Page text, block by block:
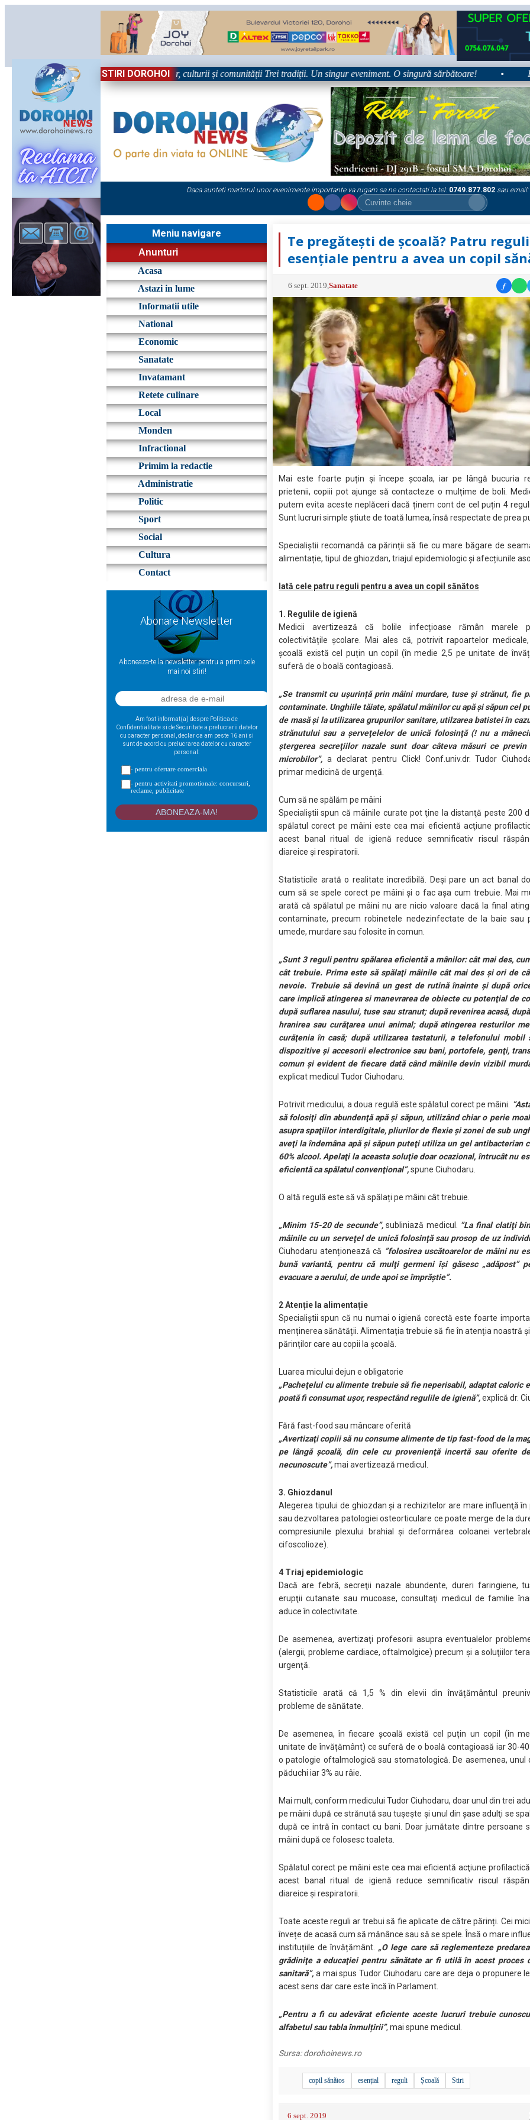
STIRI DOROHOI „Dorohoiul, în Sărbătoare!” – trei zile dedicate tradițiilor, culturii și comunității Trei tradiții.
Daca sunteti martorul unor evenimente importante va rugam sa ne contactati la tel: 0749.877.802 sau email:
Meniu navigare
Anunturi
Acasa
Astazi in lume
Informatii utile
National
Economic
Sanatate
Invatamant
Retete culinare
Local
Monden
Infractional
Primim la redactie
Administratie
Politic
Sport
Social
Cultura
Contact
Abonare Newsletter
Aboneaza-te la newsletter pentru a primi cele
mai noi stiri!
Am fost informat(a) despre Politica de
Confidentialitate si de Securitate a prelucrarii datelor
cu caracter personal, declar ca am peste 16 ani si
sunt de acord cu prelucrarea datelor cu caracter
personal:
- pentru ofertare comerciala
- pentru activitati promotionale: concursuri,
reclame, publicitate
Te pregătești de școală? Patru reguli
esențiale pentru a avea un copil
6 sept. 2019 ,Sanatate f
Mai este foarte puțin și începe școala, iar pe lângă bucuria
prietenii, copiii pot ajunge să contacteze o mulțime de boli.
putem evita aceste neplăceri dacă ținem cont de cel puțin 4
Sunt lucruri simple știute de toată lumea, însă respectate de prea
Specialiștii recomandă ca părinții să fie cu mare băgare de
alimentație, tipul de ghiozdan, triajul epidemiologic și afecțiunile
Iată cele patru reguli pentru a avea un copil sănătos
1. Regulile de igienă
Medicii avertizează că bolile infecțioase rămân marele
colectivitățile școlare. Mai ales că, potrivit rapoartelor
școală există cel puțin un copil (în medie 2,5 pe unitate de
suferă de o boală contagioasă.
„Se transmit cu ușurință prin mâini murdare, tuse şi strănut, fie
contaminate. Unghiile tăiate, spălatul mâinilor cu apă şi săpun cel
de masă şi la utilizarea grupurilor sanitare, utilzarea batistei în
strănutului sau a şerveţelelor de unică folosinţă (! nu a
ştergerea secreţiilor nazale sunt doar câteva măsuri ce previn
microbilor”, a declarat pentru Click! Conf.univ.dr. Tudor
primar medicină de urgență.
Cum să ne spălăm pe mâini
Specialiștii spun că mâinile curate pot ţine la distanţă peste 200
spălatul corect pe mâini este cea mai eficientă acţiune
acest banal ritual de igienă reduce semnificativ riscul
diareice şi respiratorii.
Statisticile arată o realitate incredibilă. Deşi pare un act banal
cum să se spele corect pe mâini şi o fac aşa cum trebuie. Mai
arată că spălatul pe mâini nu are nicio valoare dacă la final
contaminate, precum robinetele nedezinfectate de la baie sau
umede, murdare sau folosite în comun.
„Sunt 3 reguli pentru spălarea eficientă a mânilor: cât mai des,
cât trebuie. Prima este să spălaţi mâinile cât mai des şi ori de
nevoie. Trebuie să devină un gest de rutină înainte şi după
care implică atingerea si manevrarea de obiecte cu potenţial de
după suflarea nasului, tuse sau stranut; după revenirea acasă,
hranirea sau curăţarea unui animal; după atingerea resturilor
curăţenia în casă; după utilizarea tastaturii, a telefonului mobil
dispozitive şi accesorii electronice sau bani, portofele, genţi,
comun şi evident de fiecare dată când mâinile devin vizibil
explicat medicul Tudor Ciuhodaru.
Potrivit medicului, a doua regulă este spălatul corect pe mâini.
să folosiţi din abundenţă apă şi săpun, utilizând chiar o perie
asupra spaţiilor interdigitale, pliurilor de flexie şi zonei de sub
aveţi la îndemâna apă şi săpun puteţi utiliza un gel antibacterian
60% alcool. Apelaţi la aceasta soluţie doar ocazional, întrucât nu
eficientă ca spălatul convenţional”,spune Ciuhodaru.
O altă regulă este să vă spălați pe mâini cât trebuie.
„Minim 15-20 de secunde”,subliniază medicul. ”La final clatiţi
mâinile cu un serveţel de unică folosinţă sau prosop de uz
Ciuhodaru atenționează că ”folosirea uscătoarelor de mâini nu
bună variantă, pentru că mulţi germeni îşi găsesc „adăpost”
evacuare a aerului, de unde apoi se împrăştie”.
2 Atenție la alimentație
Specialiștii spun că nu numai o igienă corectă este foarte
menținerea sănătății. Alimentația trebuie să fie în atenția noastră
părinților care au copii la școală.
Luarea micului dejun e obligatorie
„Pacheţelul cu alimente trebuie să fie neperisabil, adaptat caloric
poată fi consumat uşor, respectând regulile de igienă”,explică dr.
Fără fast-food sau mâncare oferită
„Avertizaţi copiii să nu consume alimente de tip fast-food de la
pe lângă şcoală, din cele cu provenienţă incertă sau oferite
necunoscute”,mai avertizează medicul.
3. Ghiozdanul
Alegerea tipului de ghiozdan şi a rechizitelor are mare influenţă în
sau dezvoltarea patologiei osteorticulare ce poate merge de la
compresiunile plexului brahial şi deformărea coloanei
cifoscolioze).
4 Triaj epidemiologic
Dacă are febră, secreţii nazale abundente, dureri faringiene,
erupţii cutanate sau mucoase, consultaţi medicul de familie
aduce în colectivitate.
De asemenea, avertizaţi profesorii asupra eventualelor
(alergii, probleme cardiace, oftalmolgice) precum şi a soluţiilor
urgenţă.
Statisticile arată că 1,5 % din elevii din învățământul
probleme de sănătate.
De asemenea, în fiecare școală există cel puțin un copil (în
unitate de învățământ) ce suferă de o boală contagioasă iar 30-
o patologie oftalmologică sau stomatologică. De asemenea, unul
păduchi iar 3% au râie.
Mai mult, conform medicului Tudor Ciuhodaru, doar unul din trei
pe mâini după ce strănută sau tuşeşte şi unul din şase adulţi se
după ce intră în contact cu bani. Doar jumătate dintre persoane
mâini după ce folosesc toaleta.
Spălatul corect pe mâini este cea mai eficientă acţiune
acest banal ritual de igienă reduce semnificativ riscul
diareice şi respiratorii.
Toate aceste reguli ar trebui să fie aplicate de către părinți. Cei
învețe de acasă cum să mănânce sau să se spele. Însă o mare
instituțiile de învățământ. „O lege care să reglementeze
grădiniţe a educaţiei pentru sănătate ar fi utilă în acest proces
sanitară”, a mai spus Tudor Ciuhodaru care are deja o propunere
acest sens dar care este încă în Parlament.
„Pentru a fi cu adevărat eficiente aceste lucruri trebuie
alfabetul sau tabla înmulțirii”, mai spune medicul.
Sursa:dorohoinews.ro
copil sănătos esențial reguli Școală Stiri
6 sept. 2019